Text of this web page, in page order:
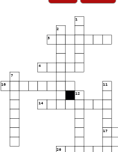
1
2
3
4
7
10 11
12
14
17
20